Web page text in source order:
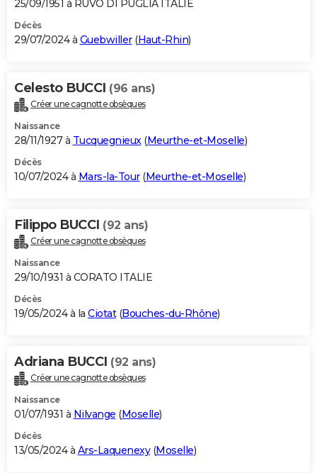
25/09/1951 à RUVO DI PUGLIA ITALIE
Décès
29/07/2024 à Guebwiller(Haut-Rhin)
Celesto BUCCI (96 ans)
Créer une cagnotte obsèques
Naissance
28/11/1927 à Tucquegnieux(Meurthe-et-Moselle)
Décès
10/07/2024 à Mars-la-Tour(Meurthe-et-Moselle)
Filippo BUCCI (92 ans)
Créer une cagnotte obsèques
Naissance
29/10/1931 à CORATO ITALIE
Décès
19/05/2024 à la Ciotat(Bouches-du-Rhône)
Adriana BUCCI (92 ans)
Créer une cagnotte obsèques
Naissance
01/07/1931 à Nilvange (Moselle)
Décès
13/05/2024 à Ars-Laquenexy(Moselle)